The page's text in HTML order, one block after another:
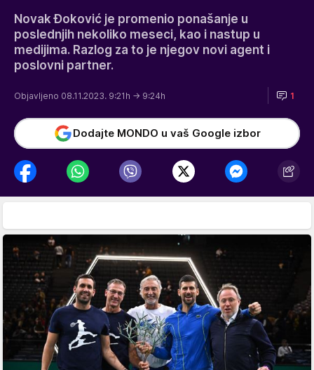
Novak Đoković je promenio ponašanje u
poslednjih nekoliko meseci, kao i nastup u
medijima. Razlog za to je njegov novi agent i
poslovni partner.
Objavljeno 08.11.2023. 9:21h → 9:24h 1
Dodajte MONDO u vaš Google izbor